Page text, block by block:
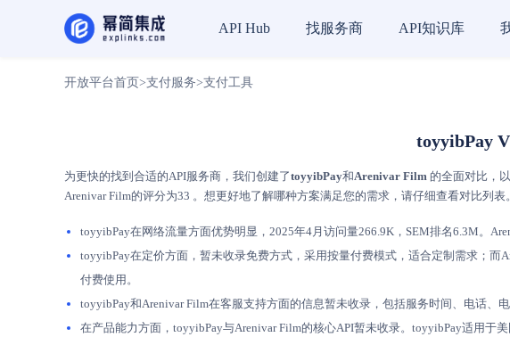
API Hub 找服务商 API知识库
开放平台首页 >支付服务>支付工具
toyyibPay
为更快的找到合适的API服务商，我们创建了toyyibPay和Arenivar Film 的全面对比，
Arenivar Film的评分为33 。想更好地了解哪种方案满足您的需求，请仔细查看对比列表。
toyyibPay在网络流量方面优势明显，2025年4月访问量266.9K，SEM排名6.3M。
toyyibPay在定价方面，暂未收录免费方式，采用按量付费模式，适合定制需求；
付费使用。
toyyibPay和Arenivar Film在客服支持方面的信息暂未收录，包括服务时间、电话、
在产品能力方面，toyyibPay与Arenivar Film的核心API暂未收录。toyyibPay适用于